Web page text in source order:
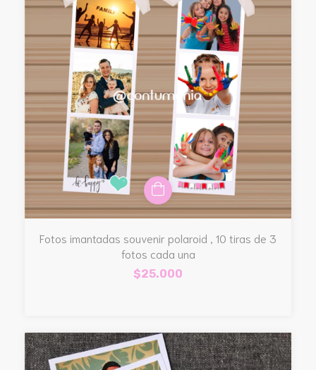
Fotos imantadas souvenir polaroid , 10 tiras de 3
fotos cada una
$25.000